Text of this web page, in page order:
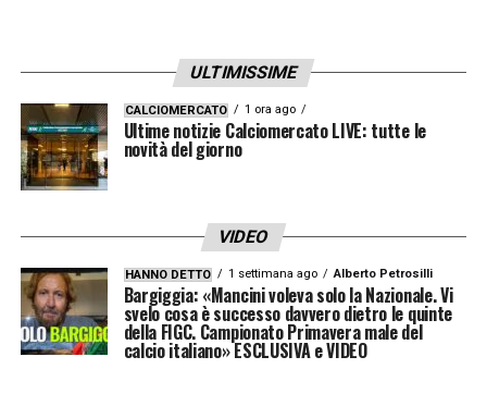
ULTIMISSIME
CALCIOMERCATO 1 ora ago
Ultime notizie Calciomercato LIVE: tutte le
novità del giorno
VIDEO
HANNO DETTO 1 settimana ago Alberto Petrosilli
Bargiggia: «Mancini voleva solo la Nazionale. Vi
svelo cosa è successo davvero dietro le quinte
della FIGC. Campionato Primavera male del
calcio italiano» ESCLUSIVA e VIDEO